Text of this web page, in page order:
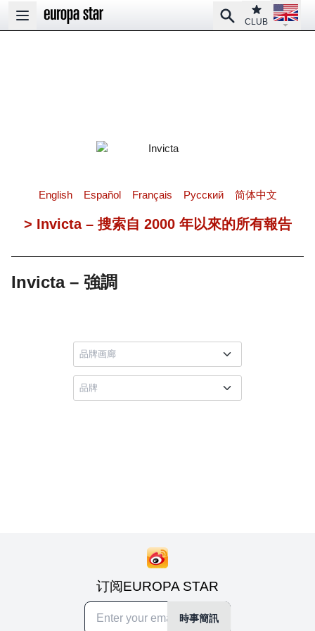
Open main menu
SearchClub
CLUB
Open
English Español Français Pусский 简体中文
> Invicta – 搜索自 2000 年以來的所有報告
Invicta – 強調
订阅EUROPA STAR
時事簡訊